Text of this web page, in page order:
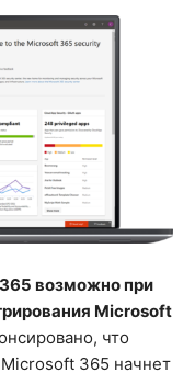
возможно при
Microsoft
что
365 начнет